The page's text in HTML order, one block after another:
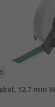
12.7 mm